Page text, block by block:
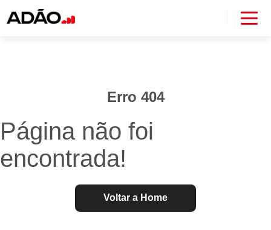
Erro 404
Página não foi
encontrada!
Voltar a Home